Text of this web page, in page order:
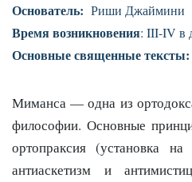
Основатель: Риши Джаймини
Время возникновения: III-IV в
Основные священные тексты:
Миманса — одна из
философии. Основные
ортопраксия (установка на
антиаскетизм и